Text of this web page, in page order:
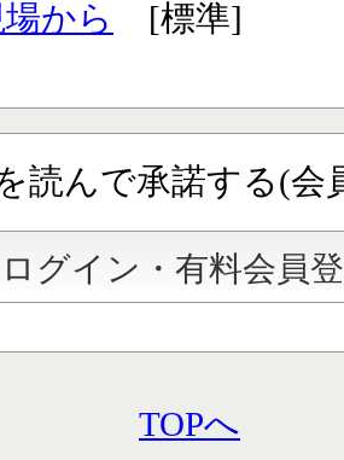
から [標準]
読んで承諾する(会
TOPへ